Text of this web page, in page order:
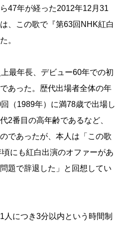
47年が経った2012年12月31
、この歌で『第63回NHK紅白
。
最年長、デビュー60年での初
あった。歴代出場者全体の年
（1989年）に満78歳で出場し
2番目の高年齢であるなど、
であったが、本人は「この歌
にも紅白出演のオファーがあ
題で辞退した」と回想してい
人につき3分以内という時間制